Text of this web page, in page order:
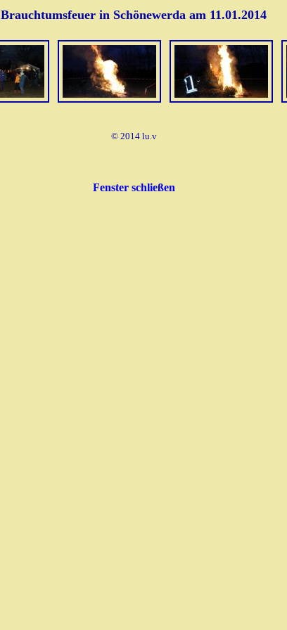
Brauchtumsfeuer in Schönewerda am 11.01.2014
© 2014 lu.v
Fenster schließen